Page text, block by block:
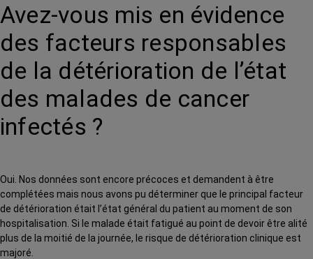
Avez-vous mis en évidence
des facteurs responsables
de la détérioration de l’état
des malades de cancer
infectés ?
Oui. Nos données sont encore précoces et demandent à être
complétées mais nous avons pu déterminer que le principal facteur
de détérioration était l’état général du patient au moment de son
hospitalisation. Si le malade était fatigué au point de devoir être alité
plus de la moitié de la journée, le risque de détérioration clinique est
majoré.